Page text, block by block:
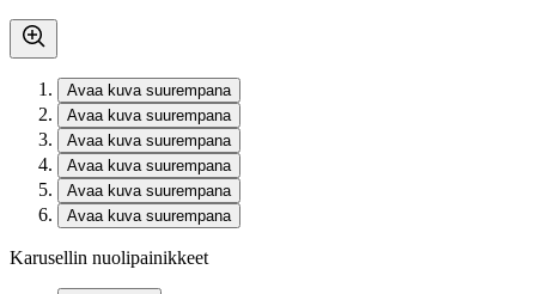
Avaa kuva suurempana
Avaa kuva suurempana
Avaa kuva suurempana
Avaa kuva suurempana
Avaa kuva suurempana
Avaa kuva suurempana
Karusellin nuolipainikkeet